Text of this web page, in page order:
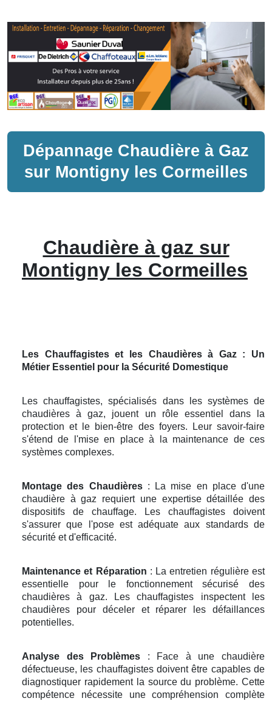
Dépannage Chaudière à Gaz
sur Montigny les Cormeilles
Chaudière à gaz sur
Montigny les Cormeilles
Les Chauffagistes et les Chaudières à Gaz : Un
Métier Essentiel pour la Sécurité Domestique
Les chauffagistes, spécialisés dans les systèmes de
chaudières à gaz, jouent un rôle essentiel dans la
protection et le bien-être des foyers. Leur savoir-faire
s'étend de l'mise en place à la maintenance de ces
systèmes complexes.
Montage des Chaudières: La mise en place d'une
chaudière à gaz requiert une expertise détaillée des
dispositifs de chauffage. Les chauffagistes doivent
s'assurer que l'pose est adéquate aux standards de
sécurité et d'efficacité.
Maintenance et Réparation : La entretien régulière est
essentielle pour le fonctionnement sécurisé des
chaudières à gaz. Les chauffagistes inspectent les
chaudières pour déceler et réparer les défaillances
potentielles.
Analyse des Problèmes : Face à une chaudière
défectueuse, les chauffagistes doivent être capables de
diagnostiquer rapidement la source du problème. Cette
compétence nécessite une compréhension complète